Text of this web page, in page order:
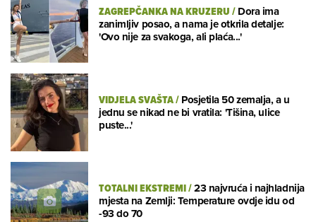
ZAGREPČANKA NA KRUZERU/Dora ima
zanimljiv posao, a nama je otkrila detalje:
'Ovo nije za svakoga, ali plaća...'
VIDJELA SVAŠTA/Posjetila 50 zemalja, a u
jednu se nikad ne bi vratila: 'Tišina, ulice
puste...'
TOTALNI EKSTREMI/23 najvruća i najhladnija
mjesta na Zemlji: Temperature ovdje idu od
-93 do 70